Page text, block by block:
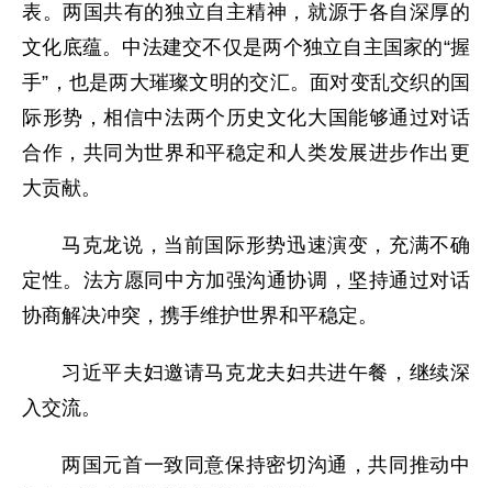
表。两国共有的独立自主精神，就源于各自深厚的
文化底蕴。中法建交不仅是两个独立自主国家的“握
手”，也是两大璀璨文明的交汇。面对变乱交织的国
际形势，相信中法两个历史文化大国能够通过对话
合作，共同为世界和平稳定和人类发展进步作出更
大贡献。
马克龙说，当前国际形势迅速演变，充满不确
定性。法方愿同中方加强沟通协调，坚持通过对话
协商解决冲突，携手维护世界和平稳定。
习近平夫妇邀请马克龙夫妇共进午餐，继续深
入交流。
两国元首一致同意保持密切沟通，共同推动中